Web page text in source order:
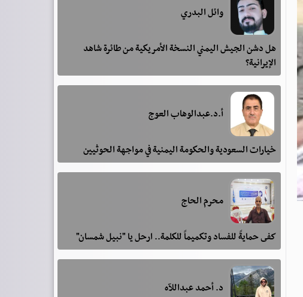
وائل البدري
هل دشن الجيش اليمني النسخة الأمريكية من طائرة شاهد
الإيرانية؟
أ.د.عبدالوهاب العوج
خيارات السعودية والحكومة اليمنية في مواجهة الحوثيين
محرم الحاج
كفى حمايةً للفساد وتكميماً للكلمة.. ارحل يا "نبيل شمسان"
د. أحمد عبداللآه